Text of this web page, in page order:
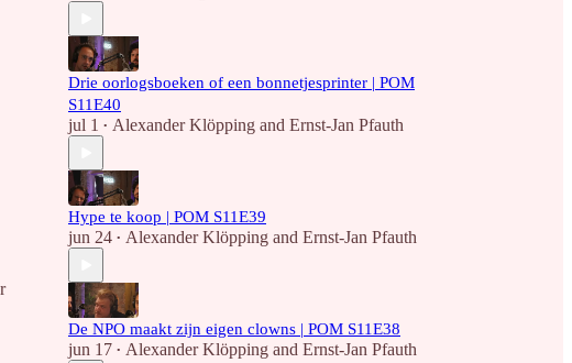
Drie oorlogsboeken of een bonnetjesprinter | POM
S11E40
jul 1 • Alexander Klöpping and Ernst-Jan Pfauth
Hype te koop | POM S11E39
jun 24 • Alexander Klöpping and Ernst-Jan Pfauth
De NPO maakt zijn eigen clowns | POM S11E38
jun 17 • Alexander Klöpping and Ernst-Jan Pfauth